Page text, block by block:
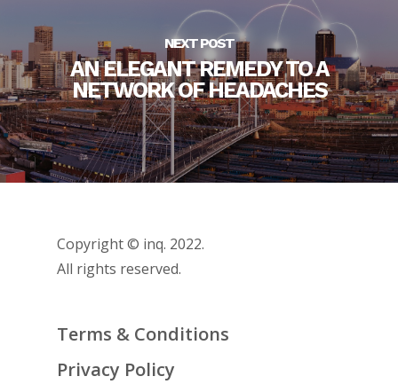
NEXT POST
AN ELEGANT REMEDY TO A
NETWORK OF HEADACHES
Copyright © inq. 2022.
All rights reserved.
Terms & Conditions
Privacy Policy